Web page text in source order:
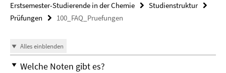
Erstsemester-Studierende in der Chemie
Studienstruktur
Prüfungen
100_FAQ_Pruefungen
Alles einblenden
Welche Noten gibt es?